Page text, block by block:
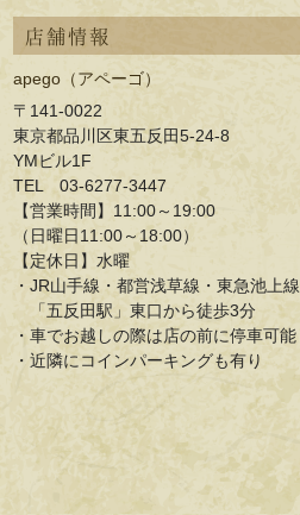
店舗情報
apego（アペーゴ）
〒141-0022
東京都品川区東五反田5-24-8
YMビル1F
TEL 03-6277-3447
【営業時間】11:00～19:00
（日曜日11:00～18:00）
【定休日】水曜
・JR山手線・都営浅草線・東急池上線
「五反田駅」東口から徒歩3分
・車でお越しの際は店の前に停車可能
・近隣にコインパーキングも有り